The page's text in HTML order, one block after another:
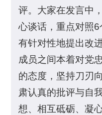
评。大家在发言中
心谈话，重点对照6
有针对性地提出改
成员之间本着对党
的态度，坚持刀刃
肃认真的批评与自
想、相互砥砺、凝